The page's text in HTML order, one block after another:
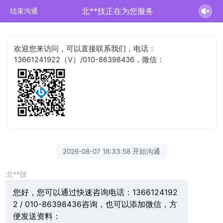
结束沟通 北**技正在为您服务
欢迎您来访问，可以直接联系我们，电话：
13661241922（V）/010-86398436，微信：
2026-08-07 18:33:58 开始沟通
北**技
您好，您可以通过快速咨询电话：1366124192
2 / 010-86398436咨询，也可以添加微信，方
便发送资料：